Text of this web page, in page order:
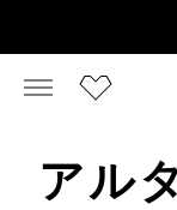
アル